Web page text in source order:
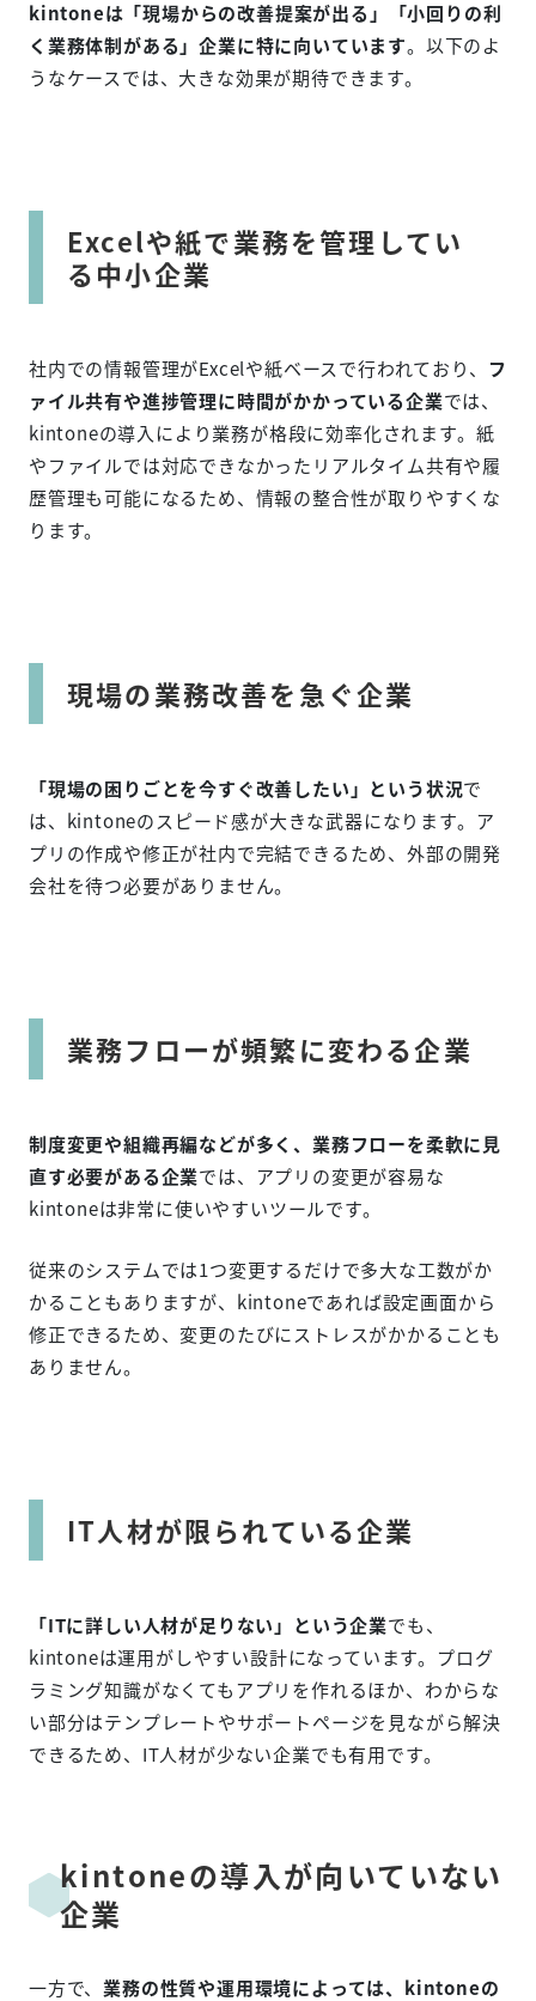
kintoneは「現場からの改善提案が出る」「小回りの利
く業務体制がある」企業に特に向いています。以下のよ
うなケースでは、大きな効果が期待できます。
Excelや紙で業務を管理してい
る中小企業
社内での情報管理がExcelや紙ベースで行われており、
フ
ァイル共有や進捗管理に時間がかかっている企業では、
kintoneの導入により業務が格段に効率化されます。紙
やファイルでは対応できなかったリアルタイム共有や履
歴管理も可能になるため、情報の整合性が取りやすくな
ります。
現場の業務改善を急ぐ企業
「現場の困りごとを今すぐ改善したい」という状況で
は、kintoneのスピード感が大きな武器になります。ア
プリの作成や修正が社内で完結できるため、外部の開発
会社を待つ必要がありません。
業務フローが頻繁に変わる企業
制度変更や組織再編などが多く、業務フローを柔軟に見
直す必要がある企業では、アプリの変更が容易な
kintoneは非常に使いやすいツールです。
従来のシステムでは1つ変更するだけで多大な工数がか
かることもありますが、kintoneであれば設定画面から
修正できるため、変更のたびにストレスがかかることも
ありません。
IT人材が限られている企業
「ITに詳しい人材が足りない」という企業でも、
kintoneは運用がしやすい設計になっています。プログ
ラミング知識がなくてもアプリを作れるほか、わからな
い部分はテンプレートやサポートページを見ながら解決
できるため、IT人材が少ない企業でも有用です。
kintoneの導入が向いていない
企業
一方で、業務の性質や運用環境によっては、kintoneの